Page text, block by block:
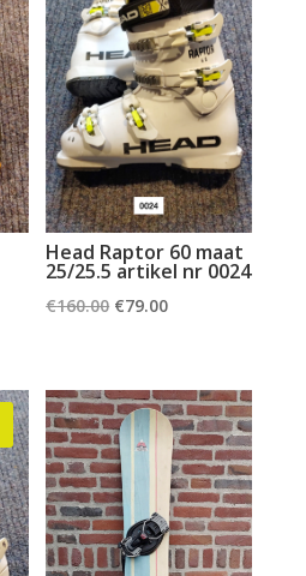
Head Raptor 60 maat
25/25.5 artikel nr 0024
€160.00 Oorspronkelijke
€160.00.
€79.00Huidige
€79.00.